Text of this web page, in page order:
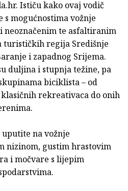
Ističu kako ovaj vodič
s mogućnostima vožnje
neoznačenim te asfaltiranim
turističkih regija Središnje
i zapadnog Srijema.
duljina i stupnja težine, pa
biciklista – od
rekreativaca do onih
na vožnje
nizinom, gustim hrastovim
i močvare s lijepim